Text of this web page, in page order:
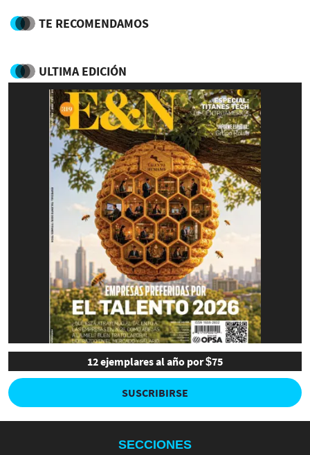
TE RECOMENDAMOS
ULTIMA EDICIÓN
12 ejemplares al año por $75
SUSCRIBIRSE
SECCIONES